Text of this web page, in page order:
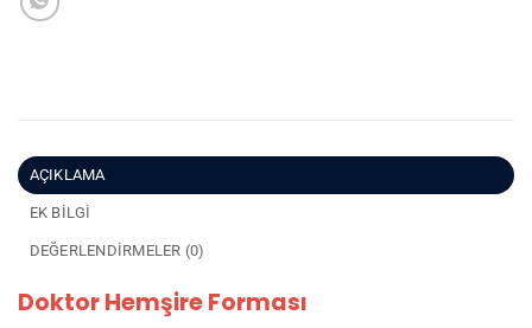
AÇIKLAMA
EK BILGI
DEĞERLENDIRMELER (0)
Doktor Hemşire Forması